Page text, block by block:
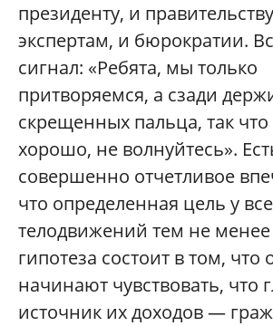
президенту, и
экспертам, и бюрократии.
сигнал: «Ребята, мы только
притворяемся, а сзади
скрещенных пальца, так что
хорошо, не волнуйтесь».
совершенно отчетливое
что определенная цель у
телодвижений тем не
гипотеза состоит в том, что
начинают чувствовать, что
источник их доходов —